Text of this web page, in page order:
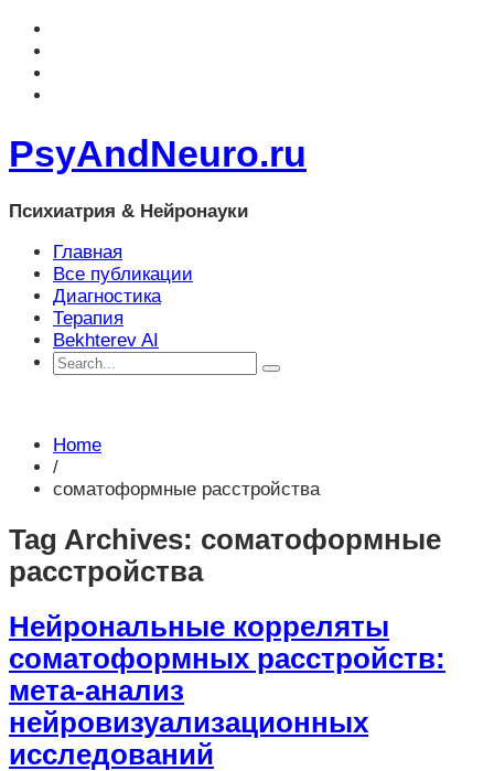
PsyAndNeuro.ru
Психиатрия & Нейронауки
Главная
Все публикации
Диагностика
Терапия
Bekhterev AI
Home
/
соматоформные расстройства
Tag Archives: соматоформные
расстройства
Нейрональные корреляты
соматоформных расстройств:
мета-анализ
нейровизуализационных
исследований